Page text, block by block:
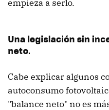
empieza a serlo.
Una legislación sin
neto.
Cabe explicar algunos
autoconsumo
"balance neto" no es